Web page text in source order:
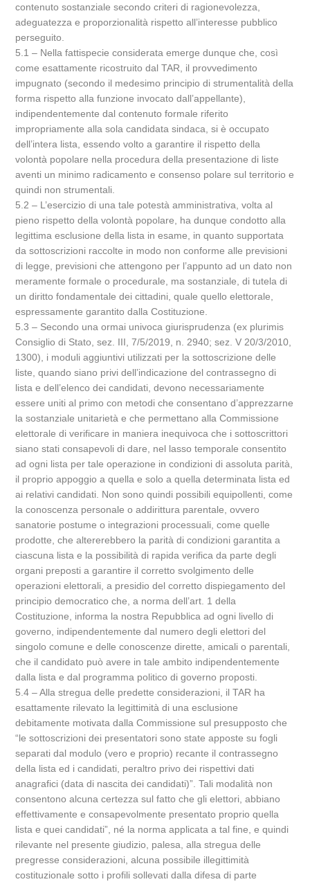
contenuto sostanziale secondo criteri di ragionevolezza,
adeguatezza e proporzionalità rispetto all’interesse pubblico
perseguito.
5.1 – Nella fattispecie considerata emerge dunque che, così
come esattamente ricostruito dal TAR, il provvedimento
impugnato (secondo il medesimo principio di strumentalità della
forma rispetto alla funzione invocato dall’appellante),
indipendentemente dal contenuto formale riferito
impropriamente alla sola candidata sindaca, si è occupato
dell’intera lista, essendo volto a garantire il rispetto della
volontà popolare nella procedura della presentazione di liste
aventi un minimo radicamento e consenso polare sul territorio e
quindi non strumentali.
5.2 – L’esercizio di una tale potestà amministrativa, volta al
pieno rispetto della volontà popolare, ha dunque condotto alla
legittima esclusione della lista in esame, in quanto supportata
da sottoscrizioni raccolte in modo non conforme alle previsioni
di legge, previsioni che attengono per l’appunto ad un dato non
meramente formale o procedurale, ma sostanziale, di tutela di
un diritto fondamentale dei cittadini, quale quello elettorale,
espressamente garantito dalla Costituzione.
5.3 – Secondo una ormai univoca giurisprudenza (ex plurimis
Consiglio di Stato, sez. III, 7/5/2019, n. 2940; sez. V 20/3/2010,
1300), i moduli aggiuntivi utilizzati per la sottoscrizione delle
liste, quando siano privi dell’indicazione del contrassegno di
lista e dell’elenco dei candidati, devono necessariamente
essere uniti al primo con metodi che consentano d’apprezzarne
la sostanziale unitarietà e che permettano alla Commissione
elettorale di verificare in maniera inequivoca che i sottoscrittori
siano stati consapevoli di dare, nel lasso temporale consentito
ad ogni lista per tale operazione in condizioni di assoluta parità,
il proprio appoggio a quella e solo a quella determinata lista ed
ai relativi candidati. Non sono quindi possibili equipollenti, come
la conoscenza personale o addirittura parentale, ovvero
sanatorie postume o integrazioni processuali, come quelle
prodotte, che altererebbero la parità di condizioni garantita a
ciascuna lista e la possibilità di rapida verifica da parte degli
organi preposti a garantire il corretto svolgimento delle
operazioni elettorali, a presidio del corretto dispiegamento del
principio democratico che, a norma dell’art. 1 della
Costituzione, informa la nostra Repubblica ad ogni livello di
governo, indipendentemente dal numero degli elettori del
singolo comune e delle conoscenze dirette, amicali o parentali,
che il candidato può avere in tale ambito indipendentemente
dalla lista e dal programma politico di governo proposti.
5.4 – Alla stregua delle predette considerazioni, il TAR ha
esattamente rilevato la legittimità di una esclusione
debitamente motivata dalla Commissione sul presupposto che
“le sottoscrizioni dei presentatori sono state apposte su fogli
separati dal modulo (vero e proprio) recante il contrassegno
della lista ed i candidati, peraltro privo dei rispettivi dati
anagrafici (data di nascita dei candidati)”. Tali modalità non
consentono alcuna certezza sul fatto che gli elettori, abbiano
effettivamente e consapevolmente presentato proprio quella
lista e quei candidati”, né la norma applicata a tal fine, e quindi
rilevante nel presente giudizio, palesa, alla stregua delle
pregresse considerazioni, alcuna possibile illegittimità
costituzionale sotto i profili sollevati dalla difesa di parte